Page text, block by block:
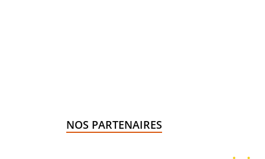
NOS PARTENAIRES